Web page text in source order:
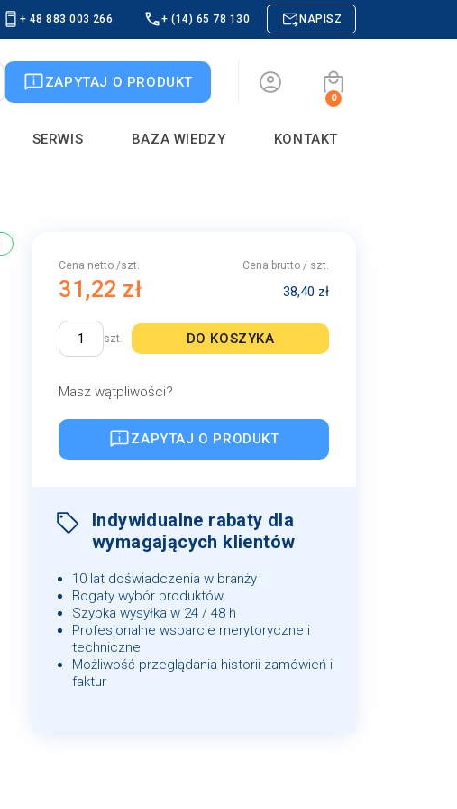
+ 48 883 003 266 + (14) 65 78 130 NAPISZ
ZAPYTAJ O PRODUKT
0
SERWIS BAZA WIEDZY KONTAKT
Cena netto /szt.
31,22 zł
Cena brutto / szt.
38,40 zł
szt. DO KOSZYKA
Masz wątpliwości?
ZAPYTAJ O PRODUKT
Indywidualne rabaty dla
wymagających klientów
10 lat doświadczenia w branży
Bogaty wybór produktów
Szybka wysyłka w 24 / 48 h
Profesjonalne wsparcie merytoryczne i
techniczne
Możliwość przeglądania historii zamówień i
faktur